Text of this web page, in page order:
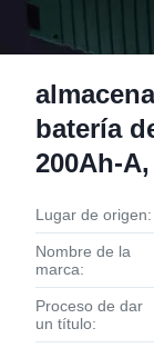
batería
200Ah-
Lugar de origen:
Nombre de la
marca:
Proceso de dar
un título: